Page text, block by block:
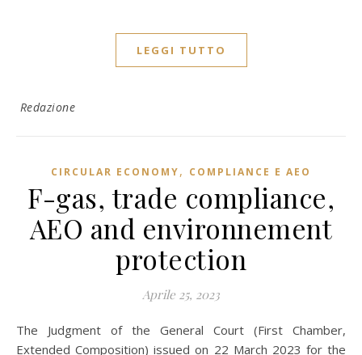
LEGGI TUTTO
Redazione
CIRCULAR ECONOMY, COMPLIANCE E AEO
F-gas, trade compliance,
AEO and environnement
protection
Aprile 25, 2023
The Judgment of the General Court (First Chamber,
Extended Composition) issued on 22 March 2023 for the